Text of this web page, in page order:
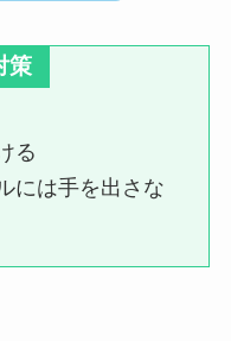
策
る
には手を出さな